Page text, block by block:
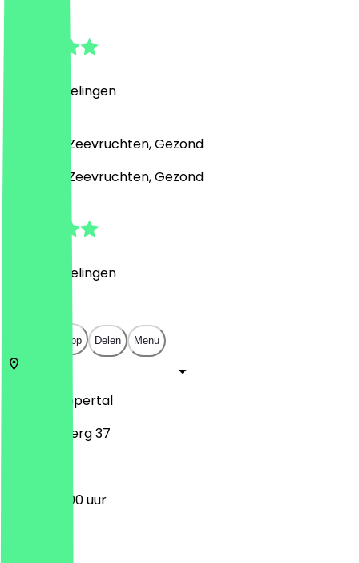
Beoordelingen
Aziatisch, Zeevruchten, Gezond
Aziatisch, Zeevruchten, Gezond
Beoordelingen
Open in app Delen Menu
Wuppertal
Döppersberg 37
12:00 - 20:00 uur